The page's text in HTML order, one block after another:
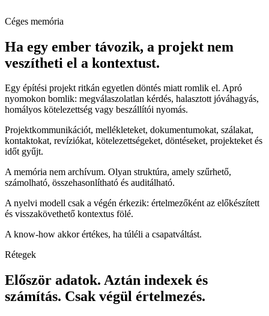
Céges memória
Ha egy ember távozik, a projekt nem
veszítheti el a kontextust.
Egy építési projekt ritkán egyetlen döntés miatt romlik el. Apró
nyomokon bomlik: megválaszolatlan kérdés, halasztott jóváhagyás,
homályos kötelezettség vagy beszállítói nyomás.
Projektkommunikációt, mellékleteket, dokumentumokat, szálakat,
kontaktokat, revíziókat, kötelezettségeket, döntéseket, projekteket és
időt gyűjt.
A memória nem archívum. Olyan struktúra, amely szűrhető,
számolható, összehasonlítható és auditálható.
A nyelvi modell csak a végén érkezik: értelmezőként az előkészített
és visszakövethető kontextus fölé.
A know-how akkor értékes, ha túléli a csapatváltást.
Rétegek
Először adatok. Aztán indexek és
számítás. Csak végül értelmezés.